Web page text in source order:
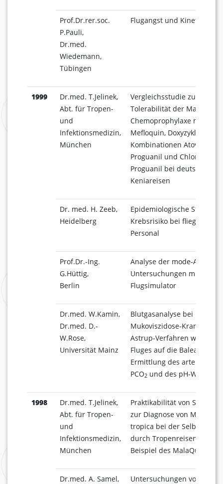
Prof.Dr.rer.soc.
P.Pauli,
Dr.med.
Wiedemann,
Tübingen
Flugangst und Kinetosen
1999
Dr.med. T.Jelinek,
Abt. für Tropen-
und
Infektionsmedizin,
München
Vergleichsstudie zur
Tolerabilität der Malaria-
Chemoprophylaxe mit
Mefloquin, Doxyzyklin und
Kombinationen
Proguanil und Chloroquin/
Proguanil bei deutschen
Keniareisen
Dr. med. H. Zeeb,
Heidelberg
Epidemiologische Studie
Krebsrisiko bei fliegendem
Personal
Prof.Dr.-Ing.
G.Hüttig,
Berlin
Analyse der mode-
Untersuchungen mit dem
Flugsimulator
Dr.med. W.Kamin,
Dr.med. D.-
W.Rose,
Universität Mainz
Blutgasanalyse bei
Mukoviszidose-Kranken
Astrup-Verfahren während
Fluges auf die Balearen zur
Ermittlung des arteriellen
PCO2 und des pH-Wertes
1998
Dr.med. T.Jelinek,
Abt. für Tropen-
und
Infektionsmedizin,
München
Praktikabilität von
zur Diagnose von Malaria
tropica bei der
durch Tropenreisende am
Beispiel des MalaQuick-
Dr.med. A. Samel,
Untersuchungen von Jet-